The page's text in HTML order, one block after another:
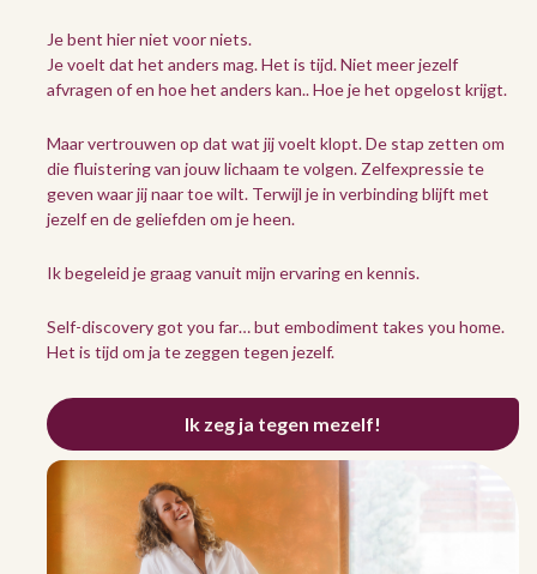
Je bent hier niet voor niets.
Je voelt dat het anders mag. Het is tijd. Niet meer jezelf
afvragen of en hoe het anders kan.. Hoe je het opgelost krijgt.
Maar vertrouwen op dat wat jij voelt klopt. De stap zetten om
die fluistering van jouw lichaam te volgen. Zelfexpressie te
geven waar jij naar toe wilt. Terwijl je in verbinding blijft met
jezelf en de geliefden om je heen.
Ik begeleid je graag vanuit mijn ervaring en kennis.
Self-discovery got you far… but embodiment takes you home.
Het is tijd om ja te zeggen tegen jezelf.
Ik zeg ja tegen mezelf!